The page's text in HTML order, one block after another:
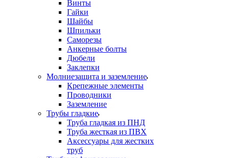
Винты
Гайки
Шайбы
Шпильки
Саморезы
Анкерные болты
Дюбели
Заклепки
Молниезащита и заземление
Крепежные элементы
Проводники
Заземление
Трубы гладкие
Труба гладкая из ПНД
Труба жесткая из ПВХ
Аксессуары для жестких
труб